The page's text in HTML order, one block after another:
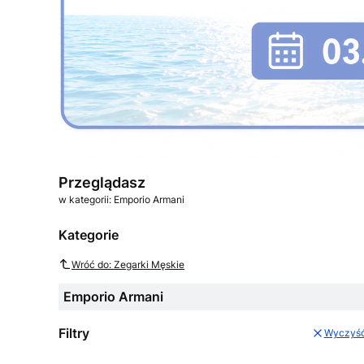
Przeglądasz
w kategorii: Emporio Armani
Kategorie
Wróć do: Zegarki Męskie
Emporio Armani
Filtry